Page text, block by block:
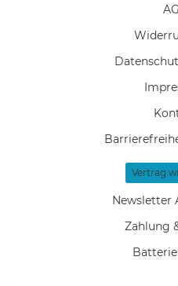
Vertrag
Newsletter
Zahlung